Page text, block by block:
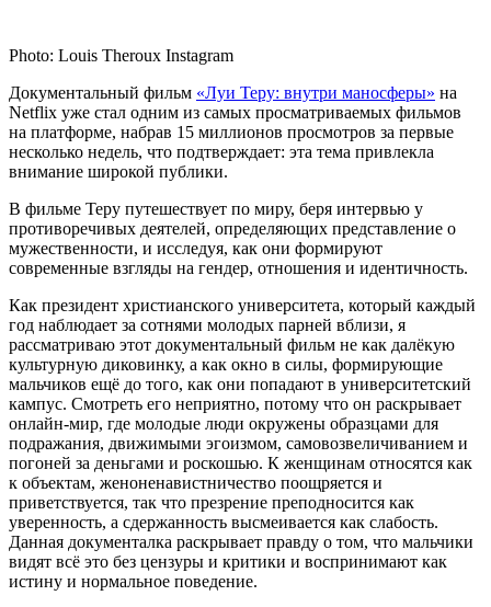
Photo: Louis Theroux Instagram
Документальный фильм «Луи Теру: внутри маносферы» на
Netflix уже стал одним из самых просматриваемых фильмов
на платформе, набрав 15 миллионов просмотров за первые
несколько недель, что подтверждает: эта тема привлекла
внимание широкой публики.
В фильме Теру путешествует по миру, беря интервью у
противоречивых деятелей, определяющих представление о
мужественности, и исследуя, как они формируют
современные взгляды на гендер, отношения и идентичность.
Как президент христианского университета, который каждый
год наблюдает за сотнями молодых парней вблизи, я
рассматриваю этот документальный фильм не как далёкую
культурную диковинку, а как окно в силы, формирующие
мальчиков ещё до того, как они попадают в университетский
кампус. Смотреть его неприятно, потому что он раскрывает
онлайн-мир, где молодые люди окружены образцами для
подражания, движимыми эгоизмом, самовозвеличиванием и
погоней за деньгами и роскошью. К женщинам относятся как
к объектам, женоненавистничество поощряется и
приветствуется, так что презрение преподносится как
уверенность, а сдержанность высмеивается как слабость.
Данная документалка раскрывает правду о том, что мальчики
видят всё это без цензуры и критики и воспринимают как
истину и нормальное поведение.